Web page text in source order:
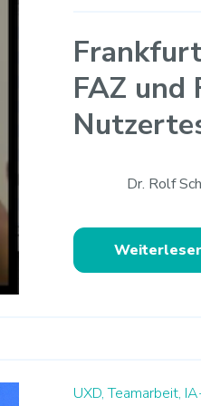
FAZ und
Dr. Rolf
UXD, Teamarbeit,